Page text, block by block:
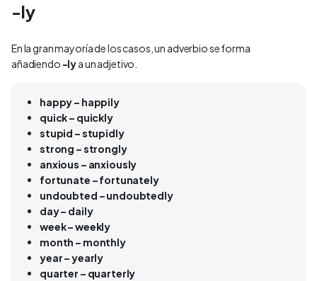
-ly
En la gran mayoría de los casos, un adverbio se forma
añadiendo -lya un adjetivo.
happy – happily
quick – quickly
stupid – stupidly
strong – strongly
anxious – anxiously
fortunate – fortunately
undoubted – undoubtedly
day – daily
week – weekly
month – monthly
year – yearly
quarter – quarterly